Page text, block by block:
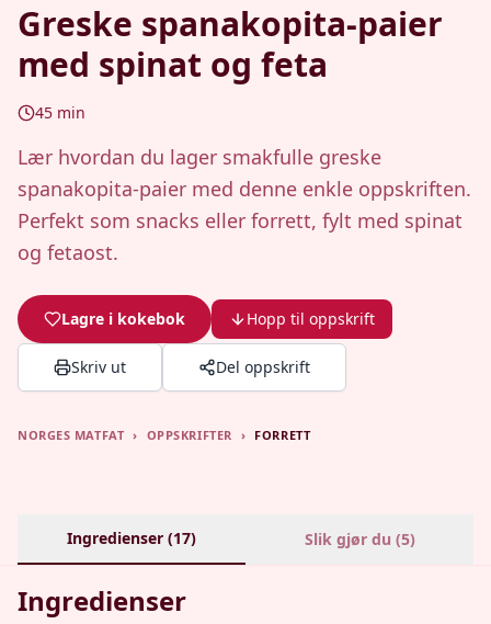
Greske spanakopita-paier
med spinat og feta
45 min
Lær hvordan du lager smakfulle greske
spanakopita-paier med denne enkle oppskriften.
Perfekt som snacks eller forrett, fylt med spinat
og fetaost.
Lagre i kokebok Hopp til oppskrift
Skriv ut Del oppskrift
NORGES MATFAT › OPPSKRIFTER › FORRETT
Ingredienser (17) Slik gjør du (5)
Ingredienser